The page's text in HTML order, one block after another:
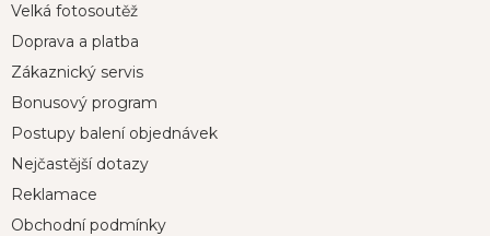
Velká fotosoutěž
Doprava a platba
Zákaznický servis
Bonusový program
Postupy balení objednávek
Nejčastější dotazy
Reklamace
Obchodní podmínky